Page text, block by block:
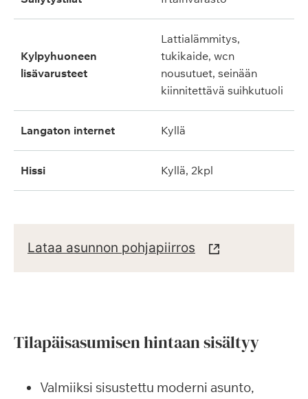
kylpyhuoneen
lisävarusteet
lattialämmitys,
tukikaide, wcn
nousutuet, seinään
kiinnitettävä suihkutuoli
langaton internet kyllä
hissi kyllä, 2kpl
Lataa asunnon pohjapiirros
Tilapäisasumisen hintaan sisältyy
Valmiiksi sisustettu moderni asunto,